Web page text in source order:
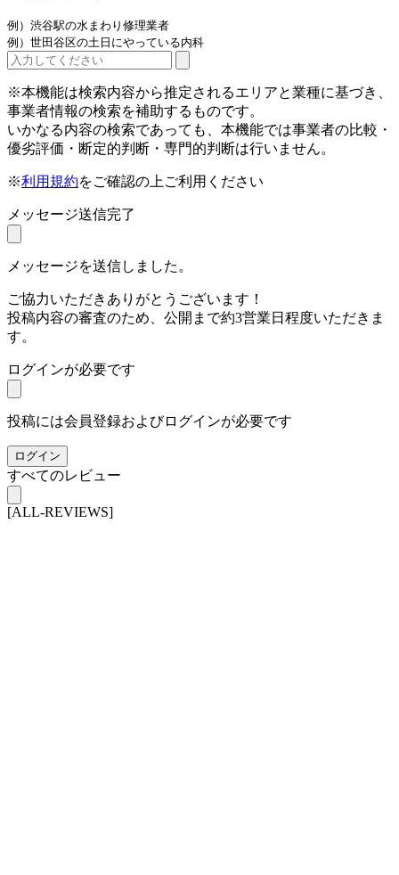
例）渋谷駅の水まわり修理業者
例）世田谷区の土日にやっている内科
※本機能は検索内容から推定されるエリアと業種に基づき、
事業者情報の検索を補助するものです。
いかなる内容の検索であっても、本機能では事業者の比較・
優劣評価・断定的判断・専門的判断は行いません。
※利用規約をご確認の上ご利用ください
メッセージ送信完了
メッセージを送信しました。
ご協力いただきありがとうございます！
投稿内容の審査のため、公開まで約3営業日程度いただきま
す。
ログインが必要です
投稿には会員登録およびログインが必要です
ログイン
すべてのレビュー
[ALL-REVIEWS]